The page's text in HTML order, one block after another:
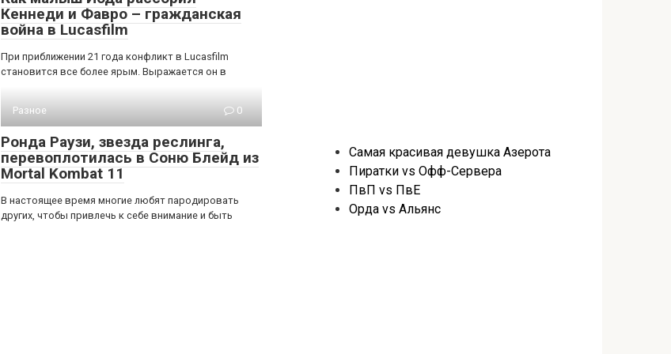
Кеннеди и Фавро – гражданская
война в Lucasfilm
При приближении 21 года конфликт в Lucasfilm
становится все более ярым. Выражается он в
Разное 0
Ронда Раузи, звезда реслинга,
перевоплотилась в Соню Блейд из
Mortal Kombat 11
В настоящее время многие любят пародировать
других, чтобы привлечь к себе внимание и быть
Самая красивая девушка Азерота
Пиратки vs Офф-Сервера
ПвП vs ПвЕ
Орда vs Альянс